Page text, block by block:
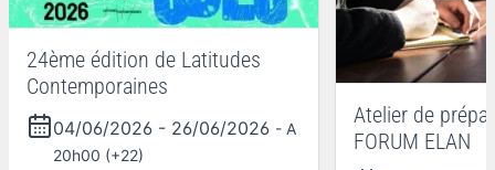
24ème édition de Latitudes
Contemporaines
04/06/2026 - 26/06/2026 - A
20h00 (+22)
Atelier de
FORUM ELAN